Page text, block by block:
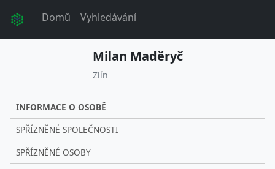
Domů Vyhledávání
Milan Maděryč
Zlín
INFORMACE O OSOBĚ
SPŘÍZNĚNÉ SPOLEČNOSTI
SPŘÍZNĚNÉ OSOBY